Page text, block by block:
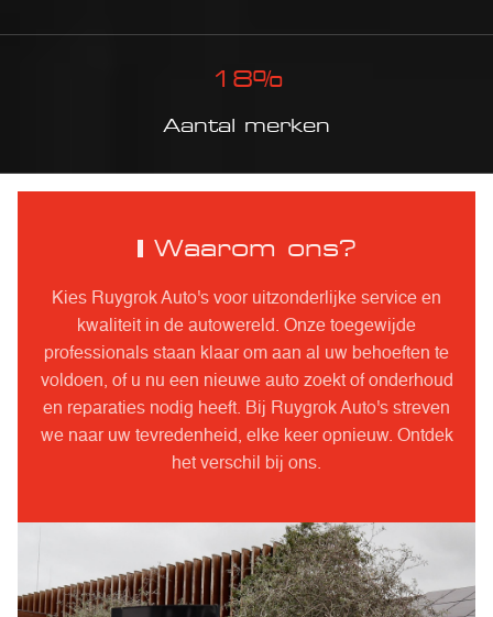
18%
Aantal merken
Waarom ons?
Kies Ruygrok Auto's voor uitzonderlijke service en
kwaliteit in de autowereld. Onze toegewijde
professionals staan klaar om aan al uw behoeften te
voldoen, of u nu een nieuwe auto zoekt of onderhoud
en reparaties nodig heeft. Bij Ruygrok Auto's streven
we naar uw tevredenheid, elke keer opnieuw. Ontdek
het verschil bij ons.